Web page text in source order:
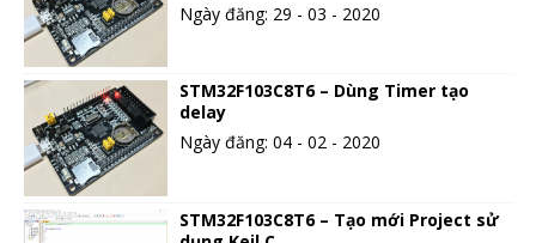
Ngày đăng: 29 - 03 - 2020
STM32F103C8T6 – Dùng Timer tạo
delay
Ngày đăng: 04 - 02 - 2020
STM32F103C8T6 – Tạo mới Project sử